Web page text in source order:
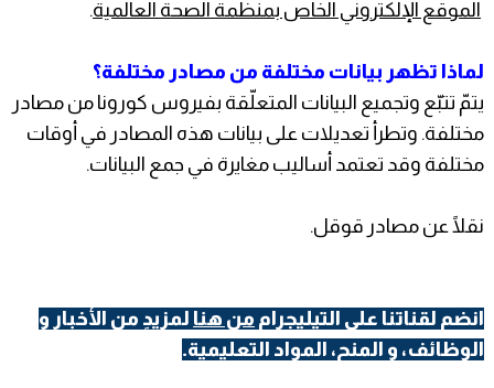
الموقع الإلكتروني الخاص بمنظمة الصحة العالمية.
لماذا تظهر بيانات مختلفة من مصادر مختلفة؟
يتمّ تتبّع وتجميع البيانات المتعلّقة بفيروس كورونا من مصادر
مختلفة. وتطرأ تعديلات على بيانات هذه المصادر في أوقات
مختلفة وقد تعتمد أساليب مغايرة في جمع البيانات.
نقلًا عن مصادر قوقل.
انضم لقناتنا على التيليجرام من هنا لمزيدٍ من الأخبار و
الوظائف، و المنح، المواد التعليمية.